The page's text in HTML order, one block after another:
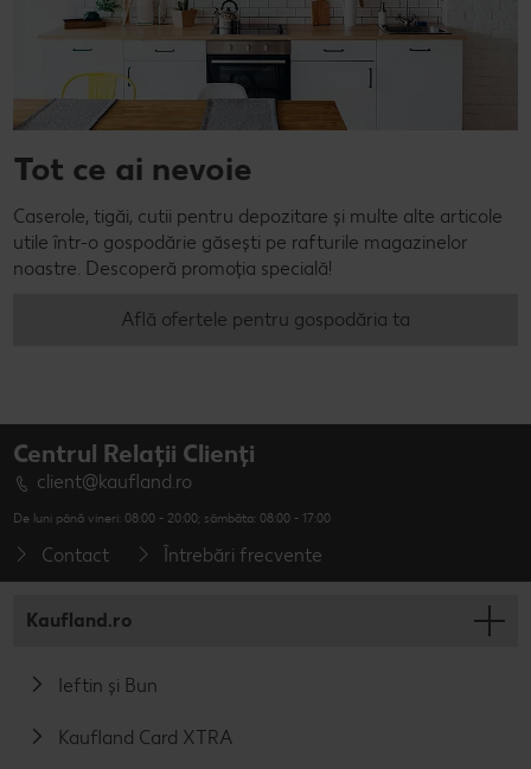
Tot ce ai nevoie
Caserole, tigăi, cutii pentru depozitare și multe alte articole
utile într-o gospodărie găsești pe rafturile magazinelor
noastre. Descoperă promoția specială!
Află ofertele pentru gospodăria ta
Centrul Relații Clienți
client@kaufland.ro
De luni până vineri: 08:00 - 20:00; sâmbăta: 08:00 - 17:00
Contact Întrebări frecvente
Kaufland.ro
Ieftin și Bun
Kaufland Card XTRA